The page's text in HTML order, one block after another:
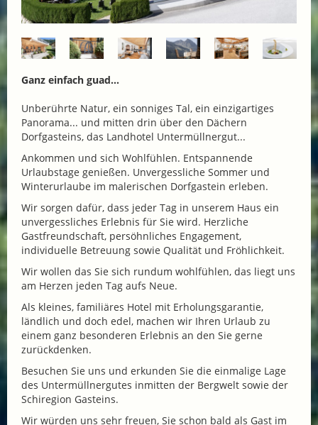
Ganz einfach guad...
Unberührte Natur, ein sonniges Tal, ein einzigartiges
Panorama... und mitten drin über den Dächern
Dorfgasteins, das Landhotel Untermüllnergut...
Ankommen und sich Wohlfühlen. Entspannende
Urlaubstage genießen. Unvergessliche Sommer und
Winterurlaube im malerischen Dorfgastein erleben.
Wir sorgen dafür, dass jeder Tag in unserem Haus ein
unvergessliches Erlebnis für Sie wird. Herzliche
Gastfreundschaft, persöhnliches Engagement,
individuelle Betreuung sowie Qualität und Fröhlichkeit.
Wir wollen das Sie sich rundum wohlfühlen, das liegt uns
am Herzen jeden Tag aufs Neue.
Als kleines, familiäres Hotel mit Erholungsgarantie,
ländlich und doch edel, machen wir Ihren Urlaub zu
einem ganz besonderen Erlebnis an den Sie gerne
zurückdenken.
Besuchen Sie uns und erkunden Sie die einmalige Lage
des Untermüllnergutes inmitten der Bergwelt sowie der
Schiregion Gasteins.
Wir würden uns sehr freuen, Sie schon bald als Gast im